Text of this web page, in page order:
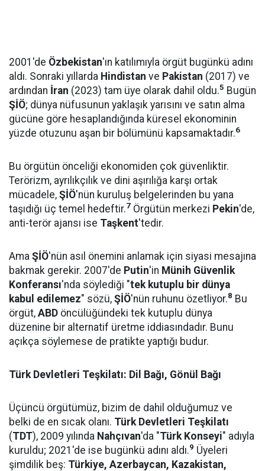
2001'de Özbekistan'ın katılımıyla örgüt bugünkü adını
aldı. Sonraki yıllarda Hindistan ve Pakistan (2017) ve
ardından İran (2023) tam üye olarak dahil oldu.5 Bugün
ŞİÖ; dünya nüfusunun yaklaşık yarısını ve satın alma
gücüne göre hesaplandığında küresel ekonominin
yüzde otuzunu aşan bir bölümünü kapsamaktadır.6
Bu örgütün önceliği ekonomiden çok güvenliktir.
Terörizm, ayrılıkçılık ve dini aşırılığa karşı ortak
mücadele, ŞİÖ'nün kuruluş belgelerinden bu yana
taşıdığı üç temel hedeftir.7 Örgütün merkezi Pekin'de,
anti-terör ajansı ise Taşkent'tedir.
Ama ŞİÖ'nün asıl önemini anlamak için siyasi mesajına
bakmak gerekir. 2007'de Putin'in Münih Güvenlik
Konferansı'nda söylediği "tek kutuplu bir dünya
kabul edilemez" sözü, ŞİÖ'nün ruhunu özetliyor.8 Bu
örgüt, ABD öncülüğündeki tek kutuplu dünya
düzenine bir alternatif üretme iddiasındadır. Bunu
açıkça söylemese de pratikte yaptığı budur.
Türk Devletleri Teşkilatı: Dil Bağı, Gönül Bağı
Üçüncü örgütümüz, bizim de dahil olduğumuz ve
belki de en sıcak olanı. Türk Devletleri Teşkilatı
(TDT), 2009 yılında Nahçıvan'da "Türk Konseyi" adıyla
kuruldu; 2021'de ise bugünkü adını aldı.9 Üyeleri
şimdilik beş: Türkiye, Azerbaycan, Kazakistan,